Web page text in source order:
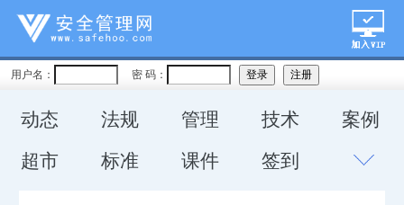
用户名： 密 码：
动态 法规 管理 技术
案例
超市
标准 课件 签到